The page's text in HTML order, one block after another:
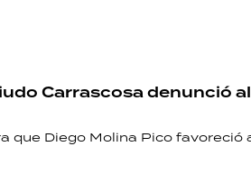
Carrascosa denunció
que Diego Molina Pico favoreció